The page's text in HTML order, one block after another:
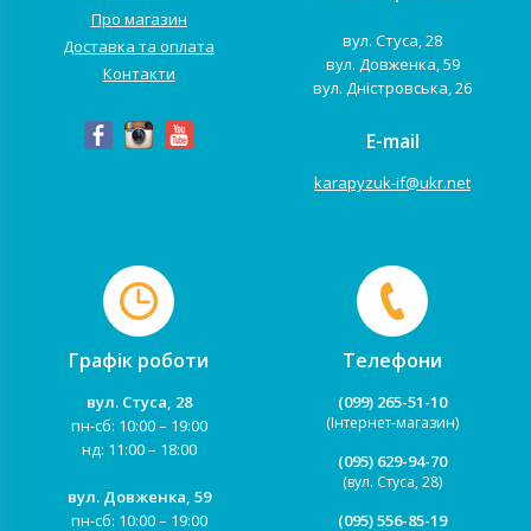
Про магазин
Доставка та оплата
Контакти
вул. Стуса, 28
вул. Довженка, 59
вул. Дністровська, 26
E-mail
karapyzuk-if@ukr.net
Графік роботи
вул. Стуса, 28
пн-сб: 10:00 – 19:00
нд: 11:00 – 18:00
вул. Довженка, 59
пн-сб: 10:00 – 19:00
Телефони
(099) 265-51-10
(Інтернет-магазин)
(095) 629-94-70
(вул. Стуса, 28)
(095) 556-85-19